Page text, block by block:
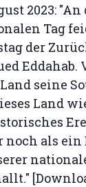
2023:
Tag
der
seine
Land
noch als